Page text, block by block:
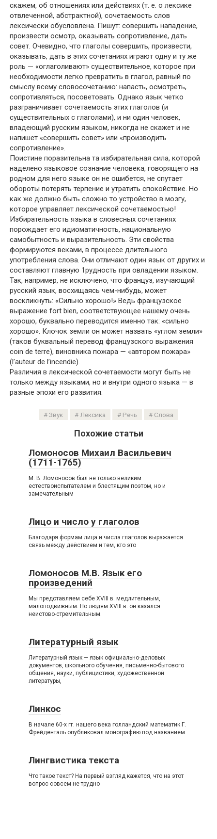
скажем, об отношениях или действиях (т. е. о лексике
отвлеченной, абстрактной), сочетаемость слов
лексически обусловлена. Пишут: совершить нападение,
произвести осмотр, оказывать сопротивление, дать
совет. Очевидно, что глаголы совершить, произвести,
оказывать, дать в этих сочетаниях играют одну и ту же
роль — «оглаголивают» существительное, которое при
необходимости легко превратить в глагол, равный по
смыслу всему словосочетанию: напасть, осмотреть,
сопротивляться, посоветовать. Однако язык четко
разграничивает сочетаемость этих глаголов (и
существительных с глаголами), и ни один человек,
владеющий русским языком, никогда не скажет и не
напишет «совершить совет» или «производить
сопротивление».
Поистине поразительна та избирательная сила, которой
наделено языковое сознание человека, говорящего на
родном для него языке он не ошибется, не спутает
обороты потерять терпение и утратить спокойствие. Но
как же должно быть сложно то устройство в мозгу,
которое управляет лексической сочетаемостью!
Избирательность языка в словесных сочетаниях
порождает его идиоматичность, национальную
самобытность и выразительность. Эти свойства
формируются веками, в процессе длительного
употребления слова. Они отличают один язык от других и
составляют главную 1рудность при овладении языком.
Так, например, не исключено, что француз, изучающий
русский язык, восхищаясь чем-нибудь, может
воскликнуть: «Сильно хорошо!» Ведь французское
выражение fort bien, соответствующее нашему очень
хорошо, буквально переводится именно так: «сильно
хорошо». Клочок земли он может назвать «углом земли»
(таков буквальный перевод французского выражения
coin de terre), виновника пожара — «автором пожара»
(l’auteur de l’incendie).
Различия в лексической сочетаемости могут быть не
только между языками, но и внутри одного языка — в
разные эпохи его развития.
Звук Лексика Речь Слова
Похожие статьи
Ломоносов Михаил Васильевич
(1711-1765)
М. В. Ломоносов был не только великим
естествоиспытателем и блестящим поэтом, но и
замечательным
Лицо и число у глаголов
Благодаря формам лица и числа глаголов выражается
связь между действием и тем, кто это
Ломоносов М.В. Язык его
произведений
Мы представляем себе XVIII в. медлительным,
малоподвижным. Но людям XVIII в. он казался
неистово-стремительным.
Литературный язык
Литературный язык — язык официально-деловых
документов, школьного обучения, письменно-бытового
общения, науки, публицистики, художественной
литературы,
Линкос
В начале 60-х гг. нашего века голландский математик Г.
Фрейденталь опубликовал монографию под названием
Лингвистика текста
Что такое текст? На первый взгляд кажется, что на этот
вопрос совсем не трудно